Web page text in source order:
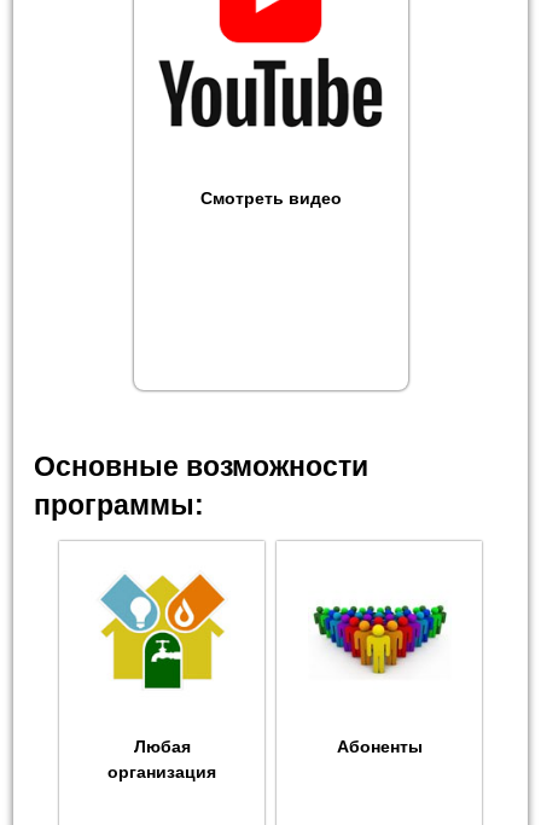
Смотреть видео
Основные возможности
программы:
Любая
организация
Абоненты